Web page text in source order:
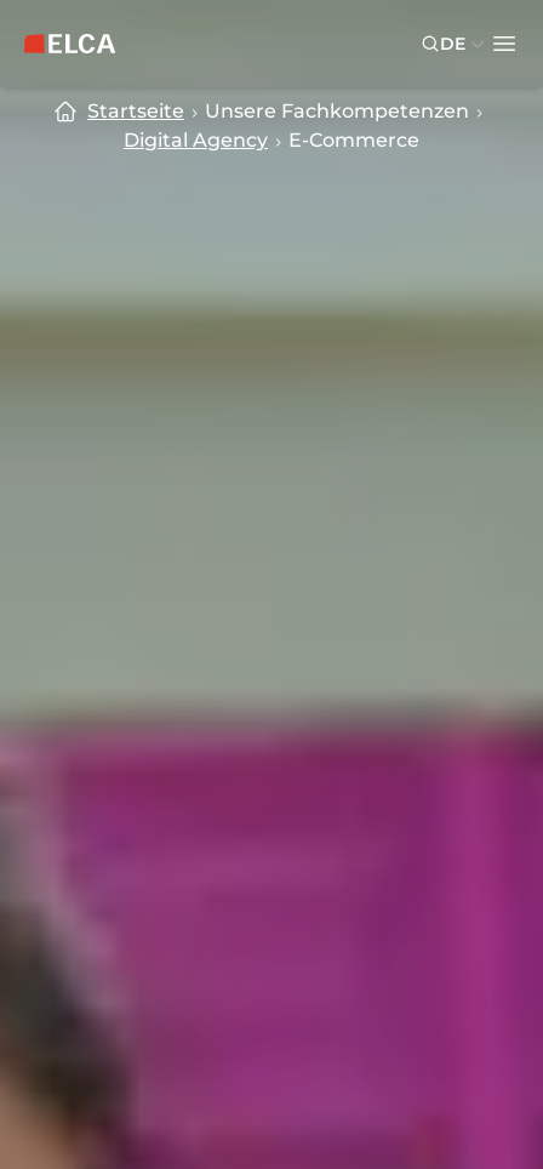
ELCA Logo — zurück zur Startseite
DE
Startseite
Unsere Fachkompetenzen
Digital Agency
E-Commerce